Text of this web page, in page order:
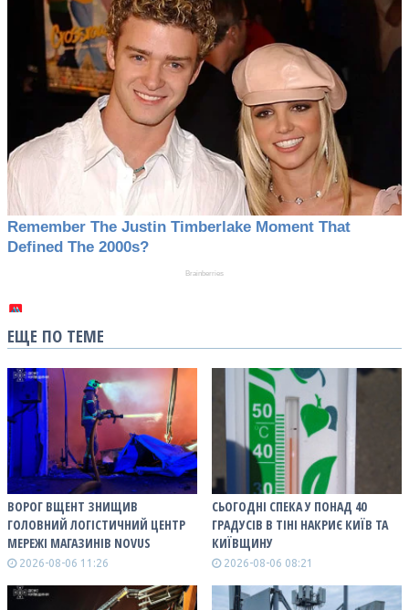
ЕЩЕ ПО ТЕМЕ
ВОРОГ ВЩЕНТ ЗНИЩИВ
ГОЛОВНИЙ ЛОГІСТИЧНИЙ ЦЕНТР
МЕРЕЖІ МАГАЗИНІВ NOVUS
2026-08-06 11:26
СЬОГОДНІ СПЕКА У ПОНАД 40
ГРАДУСІВ В ТІНІ НАКРИЄ КИЇВ ТА
КИЇВЩИНУ
2026-08-06 08:21